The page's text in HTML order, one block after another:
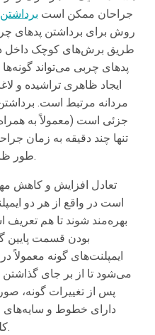
جراحان ممکن است
روش برای برداشتن پدهای
طریق برش‌های کوچک داخل
پدهای چربی می‌تواند
ایجاد ظاهری تراشیده و
مردانه مرتبط است.
جزئی است (معمولاً به
تنها چند دقیقه به زمان
طور ظریفی تعریف گونه را بهبود بخشد.
تعادل افزایش و کاهش
است در واقع از هر دو
بهره‌مند شوند تا هم تعریف
بودن قسمت پایین
ایمپلنت‌های گونه معمولاً
می‌شود تا از بر جای
پس از تغییرات گونه،
دارای خطوط و سایه‌های
کلی زاویه‌دار صورت کمک می‌کند.